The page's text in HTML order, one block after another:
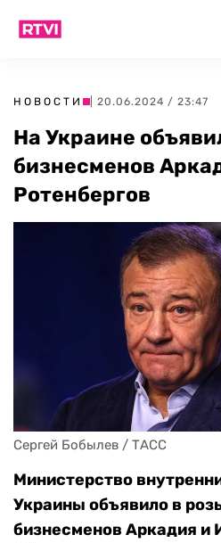
НОВОСТИ | 20.06.2024 / 23:47
На Украине
бизнесменов
Ротенбергов
Сергей Бобылев / ТАСС
Министерство
Украины объявило в
бизнесменов Аркадия и